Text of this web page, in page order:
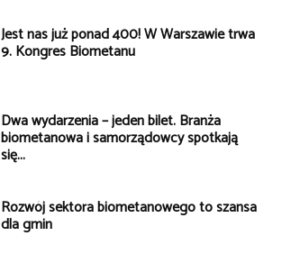
Jest nas już ponad 400! W Warszawie trwa
9. Kongres Biometanu
Dwa wydarzenia – jeden bilet. Branża
biometanowa i samorządowcy spotkają
się...
Rozwój sektora biometanowego to szansa
dla gmin